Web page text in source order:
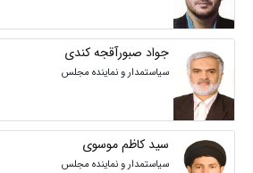
جواد صبورآقجه کندی
سیاستمدار و نماینده مجلس
سید کاظم موسوی
سیاستمدار و نماینده مجلس